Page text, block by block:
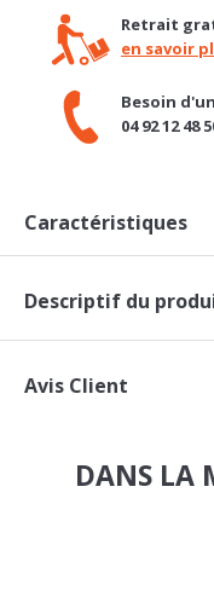
Retrait
en savoir
Besoin
04 92 12
Caractéristiques
Descriptif du
Avis Client
DANS LA